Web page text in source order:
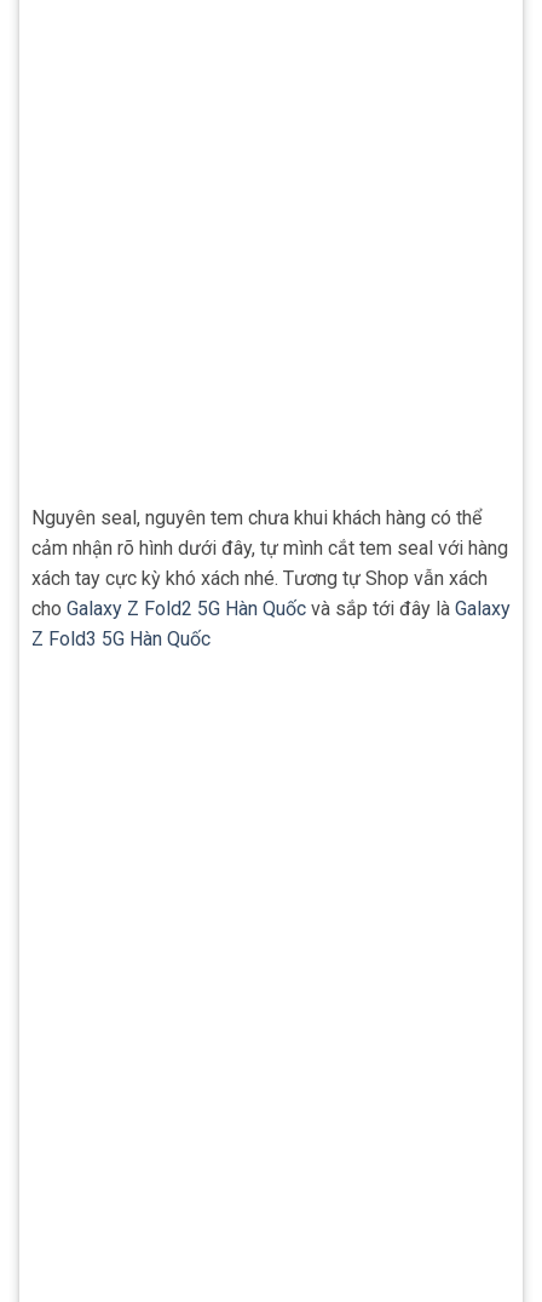
Nguyên seal, nguyên tem chưa khui khách hàng có thể
cảm nhận rõ hình dưới đây, tự mình cắt tem seal với hàng
xách tay cực kỳ khó xách nhé. Tương tự Shop vẫn xách
cho Galaxy Z Fold2 5G Hàn Quốc và sắp tới đây là Galaxy
Z Fold3 5G Hàn Quốc